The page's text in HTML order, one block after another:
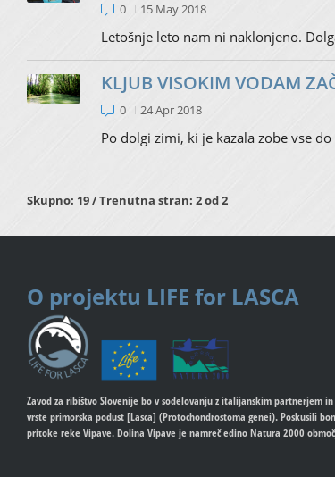
0 15 May 2018
Letošnje leto nam ni naklonjeno.
KLJUB VISOKIM VODAM
0 24 Apr 2018
Po dolgi zimi, ki je kazala zobe vse
Skupno: 19 / Trenutna stran: 2 od 2
O projektu LIFE for LASCA
Zavod za ribištvo Slovenije bo v sodelovanju z italijanskim partnerjem
vrste primorska podust [Lasca] (Protochondrostoma genei). Poskusili
pritoke reke Vipave. Dolina Vipave je namreč edino Natura 2000